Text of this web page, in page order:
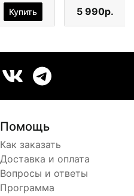
Купить 5 990р.
Помощь
Как заказать
Доставка и оплата
Вопросы и ответы
Программа